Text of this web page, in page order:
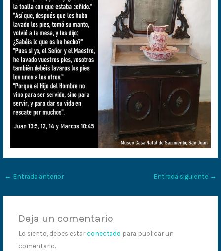
← Entrada anterior Entrada siguiente →
Deja un comentario
Lo siento, debes estarconectado para publicar un
comentario.